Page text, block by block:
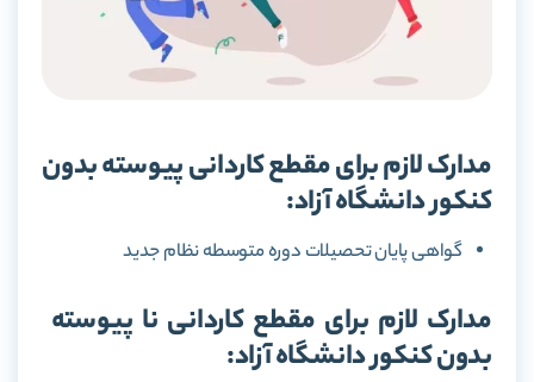
مدارک لازم برای مقطع کاردانی پیوسته بدون
کنکور دانشگاه آزاد:
گواهی پایان تحصیلات دوره متوسطه نظام جدید
مدارک لازم برای مقطع کاردانی نا پیوسته
بدون کنکور دانشگاه آزاد: